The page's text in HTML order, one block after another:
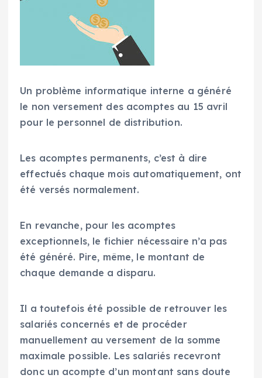
Un problème informatique interne a généré
le non versement des acomptes au 15 avril
pour le personnel de distribution.
Les acomptes permanents, c’est à dire
effectués chaque mois automatiquement, ont
été versés normalement.
En revanche, pour les acomptes
exceptionnels, le fichier nécessaire n’a pas
été généré. Pire, même, le montant de
chaque demande a disparu.
Il a toutefois été possible de retrouver les
salariés concernés et de procéder
manuellement au versement de la somme
maximale possible. Les salariés recevront
donc un acompte d’un montant sans doute